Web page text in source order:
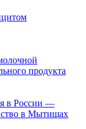
продукта
в России —
в Мытищах